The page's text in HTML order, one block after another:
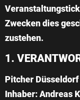
Zwecken dies
zustehen.
1.
Pitcher Düsseldorf
Inhaber: Andreas